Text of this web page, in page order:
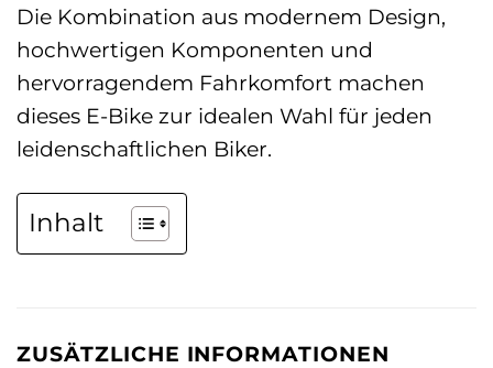
Die Kombination aus modernem Design,
hochwertigen Komponenten und
hervorragendem Fahrkomfort machen
dieses E-Bike zur idealen Wahl für jeden
leidenschaftlichen Biker.
Inhalt
ZUSÄTZLICHE INFORMATIONEN